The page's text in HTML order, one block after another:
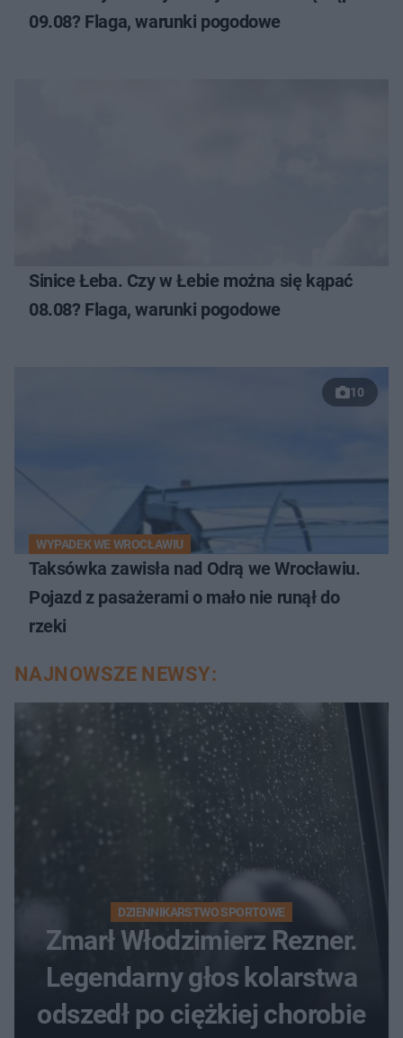
09.08? Flaga, warunki pogodowe
Sinice Łeba. Czy w Łebie można się kąpać
08.08? Flaga, warunki pogodowe
10
WYPADEK WE WROCŁAWIU
Taksówka zawisła nad Odrą we Wrocławiu.
Pojazd z pasażerami o mało nie runął do
rzeki
NAJNOWSZE NEWSY:
DZIENNIKARSTWO SPORTOWE
Zmarł Włodzimierz Rezner.
Legendarny głos kolarstwa
odszedł po ciężkiej chorobie